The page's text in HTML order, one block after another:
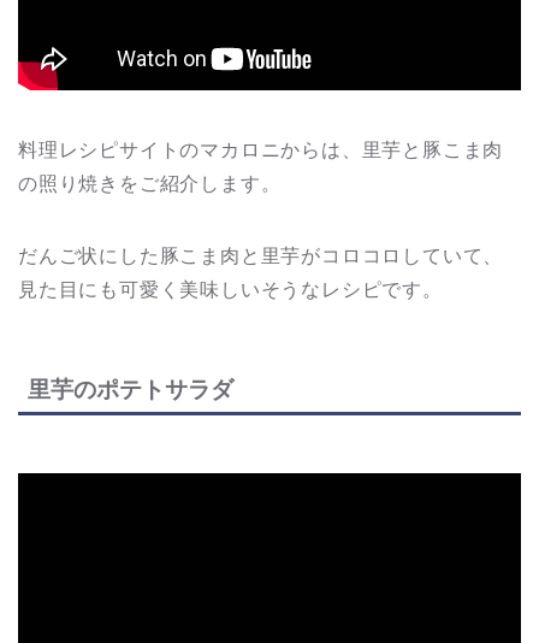
料理レシピサイトのマカロニからは、里芋と豚こま肉
の照り焼きをご紹介します。
だんご状にした豚こま肉と里芋がコロコロしていて、
見た目にも可愛く美味しいそうなレシピです。
里芋のポテトサラダ